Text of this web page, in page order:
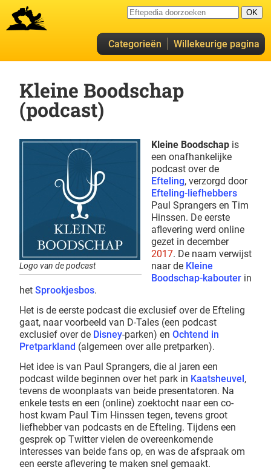
Categorieën Willekeurige pagina
Kleine Boodschap
(podcast)
Logo van de podcast
Kleine Boodschap is
een onafhankelijke
podcast over de
Efteling, verzorgd door
Efteling-liefhebbers
Paul Sprangers en Tim
Hinssen. De eerste
aflevering werd online
gezet in december
2017. De naam verwijst
naar de Kleine
Boodschap-kabouter in
het Sprookjesbos.
Het is de eerste podcast die exclusief over de Efteling
gaat, naar voorbeeld van D-Tales (een podcast
exclusief over de Disney-parken) en Ochtend in
Pretparkland (algemeen over alle pretparken).
Het idee is van Paul Sprangers, die al jaren een
podcast wilde beginnen over het park in Kaatsheuvel,
tevens de woonplaats van beide presentatoren. Na
enkele tests en een (online) zoektocht naar een co-
host kwam Paul Tim Hinssen tegen, tevens groot
liefhebber van podcasts en de Efteling. Tijdens een
gesprek op Twitter vielen de overeenkomende
interesses van beide fans op, en was de afspraak om
een eerste aflevering te maken snel gemaakt.